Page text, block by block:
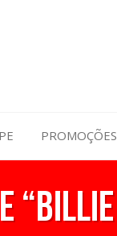
PROMOÇÕES
“Billie